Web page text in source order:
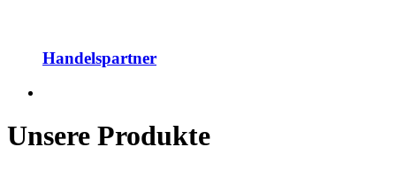
Handelspartner
Unsere Produkte